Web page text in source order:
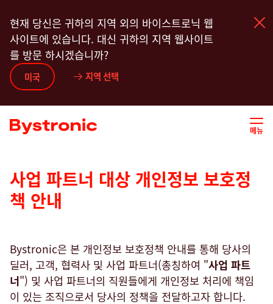
건
현재 당신은 귀하의 지역 외의 바이스트로닉 웹
사이트에 있습니다. 대신 귀하의 지역 웹사이트
를 방문 하시겠습니까?
미국 지역 선택
메뉴
기계 및 소프트웨어
서비스
뉴스룸
사업 파트너 대상 개인정보 보호정
책 안내
Bystronic은 본 개인정보 보호정책 안내를 통해 당사의
딜러, 고객, 협력사 및 사업 파트너(총칭하여 "사업 파트
너") 및 사업 파트너의 직원들에게 개인정보 처리에 책임
이 있는 조직으로서 당사의 정책을 전달하고자 합니다.